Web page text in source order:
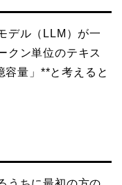
デル（LLM）が一
クン単位のテキス
容量」**と考えると